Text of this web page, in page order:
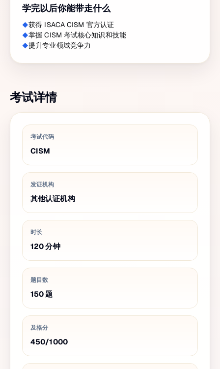
学完以后你能带走什么
获得 ISACA CISM 官方认证
掌握 CISM 考试核心知识和技能
提升专业领域竞争力
考试详情
考试代码
CISM
发证机构
其他认证机构
时长
120分钟
题目数
150题
及格分
450/1000